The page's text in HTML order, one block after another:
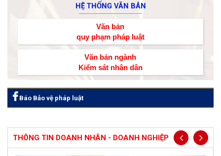
HỆ THỐNG VĂN BẢN
Văn bản
quy phạm pháp luật
Văn bản ngành
Kiểm sát nhân dân
Báo Bảo vệ pháp luật
THÔNG TIN DOANH NHÂN - DOANH NGHIỆP